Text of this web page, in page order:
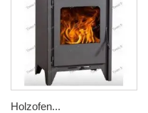
Holzofen...